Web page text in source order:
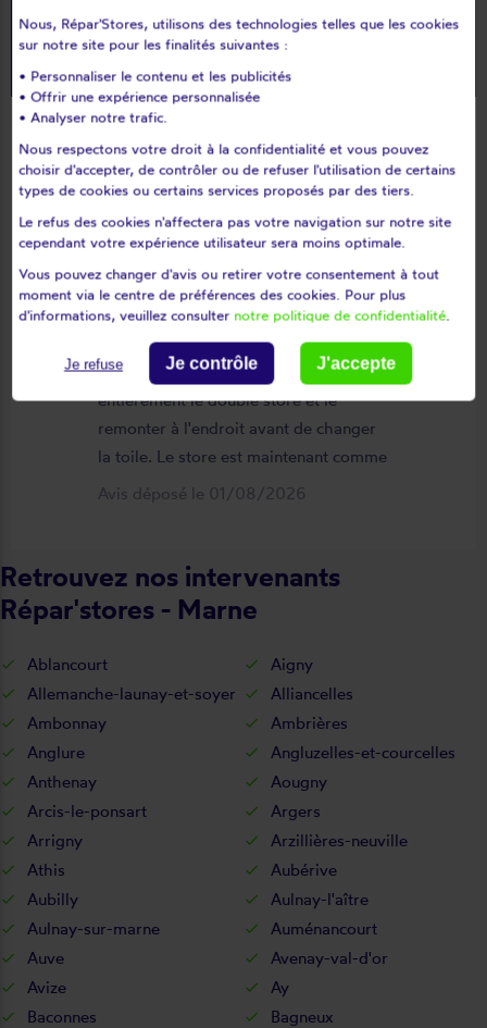
Plus de 210 000 avis
Du plus récent au plus ancien
help_outline Voir l'attestation de confiance - Avis soumis à un contrôle
Carole G.
star_ratestar_rate star_ratestar_ratestar_rate
Excellent travail réalisé avec soin par
les 2 intervenants. Ils ont dû démontrer
entièrement le double store et le
remonter à l'endroit avant de changer
la toile. Le store est maintenant comme
neuf, parfaitement positionné et
Avis déposé le 01/08/2026
Retrouvez nos intervenants
Répar'stores - Marne
Ablancourt
Aigny
Allemanche-launay-et-soyer
Alliancelles
Ambonnay
Ambrières
Anglure
Angluzelles-et-courcelles
Anthenay
Aougny
Arcis-le-ponsart
Argers
Arrigny
Arzillières-neuville
Athis
Aubérive
Aubilly
Aulnay-l'aître
Aulnay-sur-marne
Auménancourt
Auve
Avenay-val-d'or
Avize
Ay
Baconnes
Bagneux
Nous, Répar'Stores, utilisons des technologies telles que les cookies
sur notre site pour les finalités suivantes :
• Personnaliser le contenu et les publicités
• Offrir une expérience personnalisée
• Analyser notre trafic.
Nous respectons votre droit à la confidentialité et vous pouvez
choisir d'accepter, de contrôler ou de refuser l'utilisation de certains
types de cookies ou certains services proposés par des tiers.
Le refus des cookies n'affectera pas votre navigation sur notre site
cependant votre expérience utilisateur sera moins optimale.
Vous pouvez changer d'avis ou retirer votre consentement à tout
moment via le centre de préférences des cookies. Pour plus
d'informations, veuillez consulter notre politique de confidentialité.
Je refuse Je contrôle J'accepte